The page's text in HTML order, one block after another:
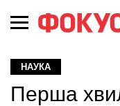
НАУКА
Перша